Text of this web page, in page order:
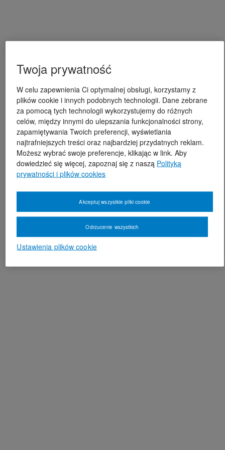
Twoja prywatność
W celu zapewnienia Ci optymalnej obsługi, korzystamy z
plików cookie i innych podobnych technologii. Dane zebrane
za pomocą tych technologii wykorzystujemy do różnych
celów, między innymi do ulepszania funkcjonalności strony,
zapamiętywania Twoich preferencji, wyświetlania
najtrafniejszych treści oraz najbardziej przydatnych reklam.
Możesz wybrać swoje preferencje, klikając w link. Aby
dowiedzieć się więcej, zapoznaj się z naszą Polityką
prywatności i plików cookies
Ustawienia plików cookie
Odrzucenie wszystkich
Akceptuj wszystkie pliki cookie